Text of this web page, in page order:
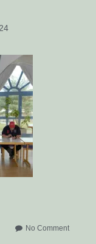
No Commenton